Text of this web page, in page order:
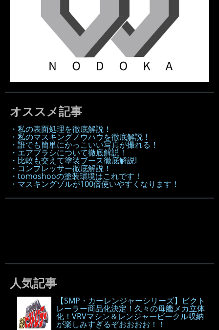
オススメ記事
・私の表面処理を徹底解説！
・私のマスキングノウハウを徹底解説！
・誰でも簡単にかっこいい写真が撮れる！
・エアブラシについて徹底解説！
・比較も交えて塗装ブース徹底解説!
・コンプレッサー徹底解説！
・tomoshooの塗装環境はこれです！
・マスキングゾルが100倍使いやすくなります！
人気記事
【SMP・カーレンジャーシリーズ】ビクト
レーラー商品化決定！久々の母艦メカ立体
化！VRVマシン＆レンジャービークル収納
が楽しみすぎるぞおおおお！！